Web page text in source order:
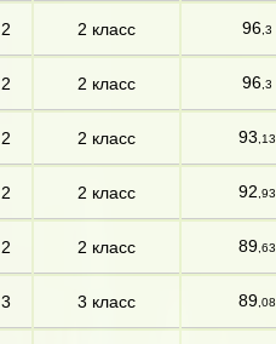
2 2 класс 96 ,3
2 2 класс 96 ,3
2 2 класс 93 ,13
2 2 класс 92 ,93
2 2 класс 89 ,63
3 3 класс 89 ,08